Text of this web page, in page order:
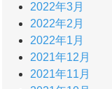
2022年3月
2022年2月
2022年1月
2021年12月
2021年11月